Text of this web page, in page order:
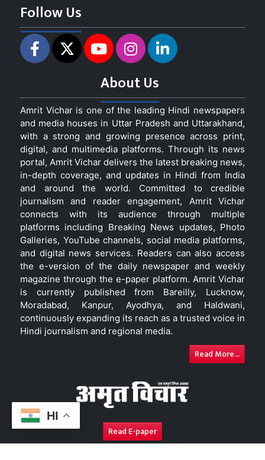
HI
Follow Us
About Us
Amrit Vichar is one of the leading Hindi newspapers
and media houses in Uttar Pradesh and Uttarakhand,
with a strong and growing presence across print,
digital, and multimedia platforms. Through its news
portal, Amrit Vichar delivers the latest breaking news,
in-depth coverage, and updates in Hindi from India
and around the world. Committed to credible
journalism and reader engagement, Amrit Vichar
connects with its audience through multiple
platforms including Breaking News updates, Photo
Galleries, YouTube channels, social media platforms,
and digital news services. Readers can also access
the e-version of the daily newspaper and weekly
magazine through the e-paper platform. Amrit Vichar
is currently published from Bareilly, Lucknow,
Moradabad, Kanpur, Ayodhya, and Haldwani,
continuously expanding its reach as a trusted voice in
Hindi journalism and regional media.
Read More...
Read E-paper